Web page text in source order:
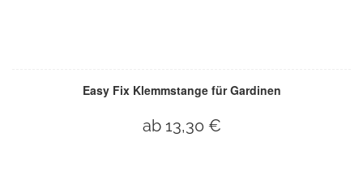
Easy Fix Klemmstange für Gardinen
ab 13,30 €